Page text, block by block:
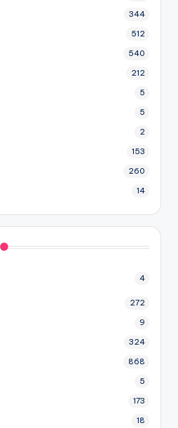
344
512
540
212
5
5
2
153
260
14
4
272
9
324
868
5
173
18